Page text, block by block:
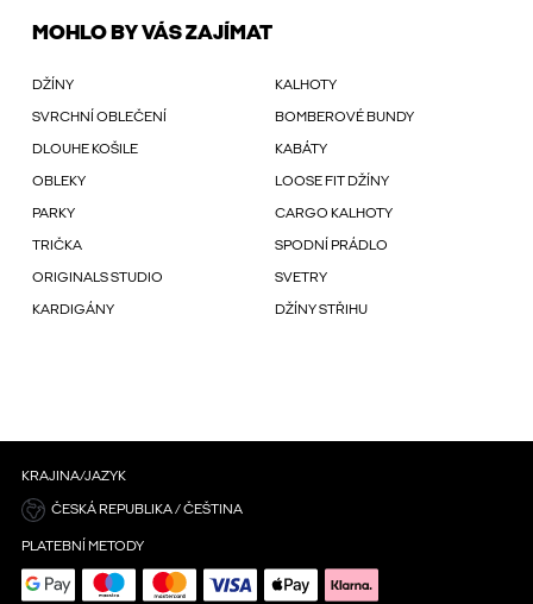
MOHLO BY VÁS ZAJÍMAT
DŽÍNY KALHOTY
SVRCHNÍ OBLEČENÍ BOMBEROVÉ BUNDY
DLOUHE KOŠILE KABÁTY
OBLEKY LOOSE FIT DŽÍNY
PARKY CARGO KALHOTY
TRIČKA SPODNÍ PRÁDLO
ORIGINALS STUDIO SVETRY
KARDIGÁNY DŽÍNY STŘIHU
KRAJINA/JAZYK
ČESKÁ REPUBLIKA / ČEŠTINA
PLATEBNÍ METODY